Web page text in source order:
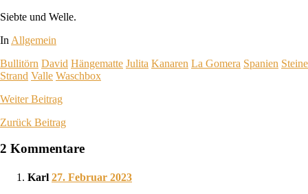
Siebte und Welle.
In Allgemein
Bullitörn David Hängematte Julita Kanaren La Gomera Spanien Steine
Strand Valle Waschbox
WeiterBeitrag
Zurück Beitrag
2 Kommentare
Karl 27. Februar 2023